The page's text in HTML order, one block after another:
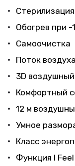
Стерилизация
Обогрев при -
Самоочистка
Поток
3D
Комфортный
12 м
Умное
Класс
Функция I Feel